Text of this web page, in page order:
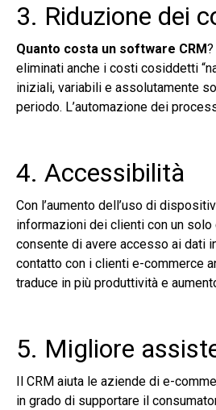
3. Riduzione dei
Quanto costa un software CRM
eliminati anche i costi cosiddetti
iniziali, variabili e assolutamente
periodo. L’automazione dei
4. Accessibilità
Con l’aumento dell’uso di
informazioni dei clienti con un
consente di avere accesso ai dati
contatto con i clienti e-commerce
traduce in più produttività e
5. Migliore
Il CRM aiuta le aziende di e-
in grado di supportare il